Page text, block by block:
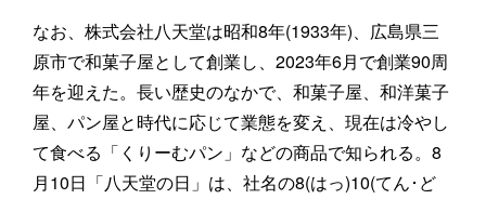
なお、株式会社八天堂は昭和8年(1933年)、広島県三
原市で和菓子屋として創業し、2023年6月で創業90周
年を迎えた。長い歴史のなかで、和菓子屋、和洋菓子
屋、パン屋と時代に応じて業態を変え、現在は冷やし
て食べる「くりーむパン」などの商品で知られる。8
月10日「八天堂の日」は、社名の8(はっ)10(てん･ど